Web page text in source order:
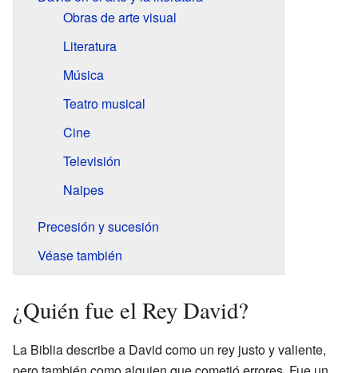
Obras de arte visual
Literatura
Música
Teatro musical
Cine
Televisión
Naipes
Precesión y sucesión
Véase también
¿Quién fue el Rey David?
La Biblia describe a David como un rey justo y valiente,